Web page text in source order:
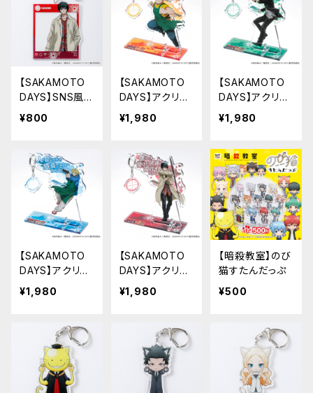
【SAKAMOTO
DAYS】SNS風ア
クリルキーホル
¥800
【SAKAMOTO
DAYS】アクリル
キーハンガー（坂
本 太郎 A）
¥1,980
【SAKAMOTO
DAYS】アクリル
キーハンガー（坂
本 太郎 B）
¥1,980
【SAKAMOTO
DAYS】アクリル
キーハンガー（朝
倉 シン）
¥1,980
【SAKAMOTO
DAYS】アクリル
キーハンガー（南
雲）
¥1,980
【暗殺教室】のび
猫すたんだっぷ
¥500